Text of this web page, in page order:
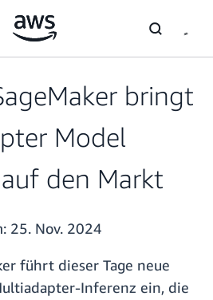
bringt
Model
den Markt
25. Nov. 2024
führt dieser Tage neue
Inferenz ein, die